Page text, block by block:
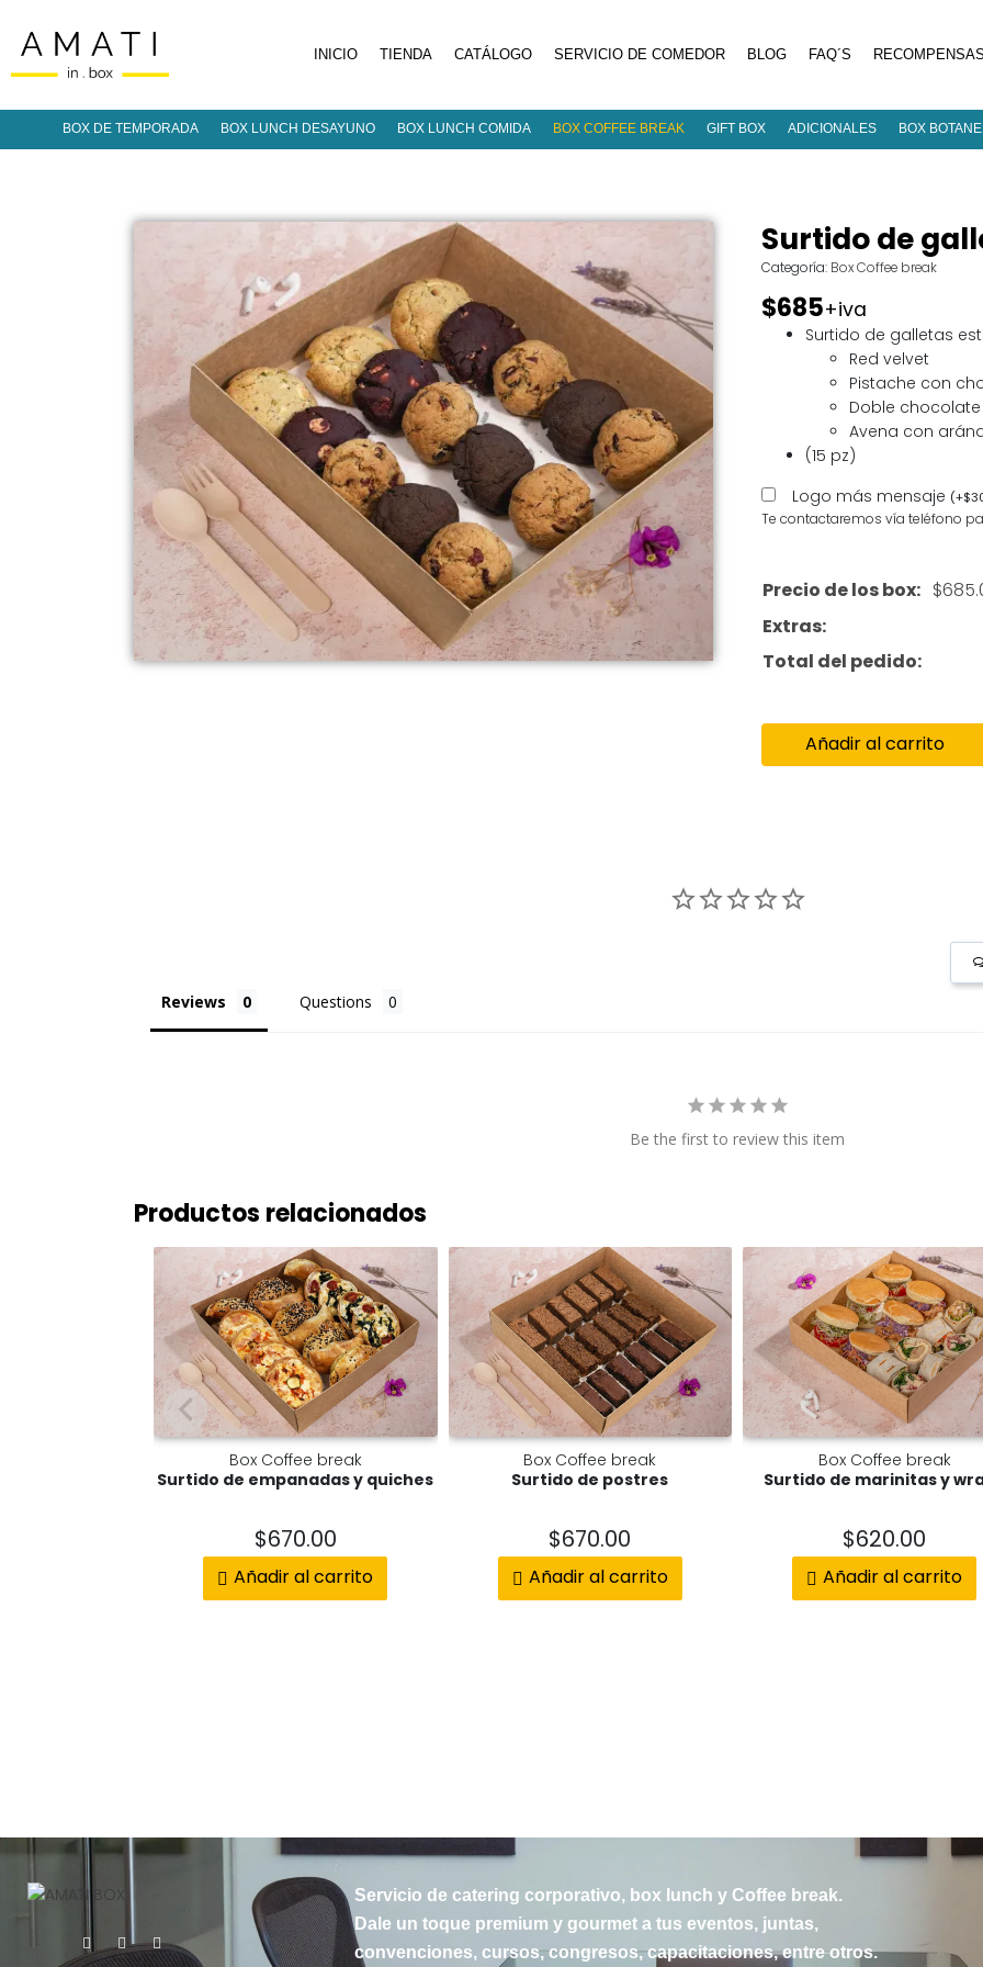
INICIO TIENDA CATÁLOGO SERVICIO DE COMEDOR BLOG FAQ´S RECOMPENSAS
BOX DE TEMPORADA BOX LUNCH DESAYUNO BOX LUNCH COMIDA BOX COFFEE BREAK GIFT BOX ADICIONALES BOX
Surtido de
Categoría: Box Coffee break
$685+iva
Surtido de galletas
Red velvet
Pistache con
Doble chocolate
Avena con
(15 pz)
Logo más mensaje (+$
Te contactaremos vía teléfono
Precio de los box: $
Extras:
Total del pedido:
Añadir al carrito
Reviews Questions
Be the first to review this item
Productos relacionados
Box Coffee break
Surtido de empanadas y quiches
$670.00
Añadir al carrito
Box Coffee break
Surtido de postres
$670.00
Añadir al carrito
Box Coffee break
Surtido de marinitas y
$620.00
Añadir al carrito
Servicio de catering corporativo, box lunch y Coffee break.
Dale un toque premium y gourmet a tus eventos, juntas,
convenciones, cursos, congresos, capacitaciones, entre otros.